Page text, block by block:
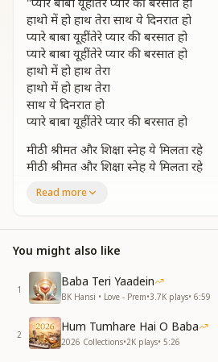
हाथो में हो हाथ तेरा साथ ये दिनरात हो
प्यारे बाबा यूहीं तेरे प्यार की बरसात हो
प्यारे बाबा यूहीं तेरे प्यार की बरसात हो
हाथो में हो हाथ तेरा
हाथो में हो हाथ तेरा
साथ ये दिनरात हो
प्यारे बाबा यूहीं तेरे प्यार की बरसात हो
मीठी श्रीमत और शिक्षा स्नेह ये मिलता रहे
मीठी श्रीमत और शिक्षा स्नेह ये मिलता रहे
प्रभु मिलन का सिलसिला यूंही सदा चलता रहे
प्यारे बाबा यूहीं तेरे प्यार की बरसात हो
सेवा में हर सास और संकल्प सब अर्पण करे
सेवा में हर सास और संकल्प सब अर्पण करे
दीप रोशन आश का करके रहेंगे प्राण करे
दीप रोशन आश का करके रहेंगे प्राण करे
तुमसा हम बन जाए अब तो एक यही जज्बात
प्यारे बाबा यूहीं तेरे प्यार की बरसात हो
Read more
You might also like
1
Baba Teri Yaadein
BK Hansi • Love - Prem•3.7K plays• 6:59
2
Hum Tumhare Hai O Baba
2026 Collections•2K plays• 5:26